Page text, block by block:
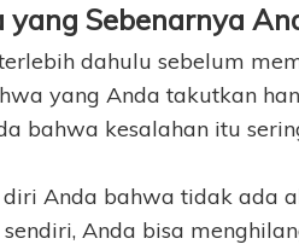
yang Sebenarnya
dahulu sebelum
yang Anda takutkan
bahwa kesalahan itu
diri Anda bahwa tidak ada
Anda bisa